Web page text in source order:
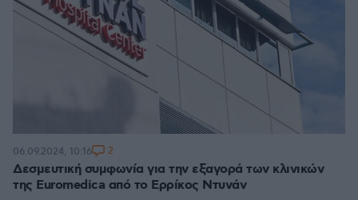
Δεσμευτική συμφωνία για την εξαγορά των κλινικών
της Euromedica από το Ερρίκος Ντυνάν
06.09.2024, 10:16 2